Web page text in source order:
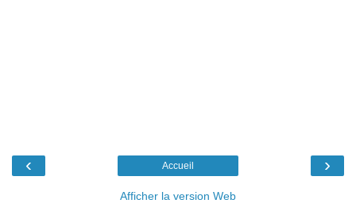
‹ ›
Accueil
Afficher la version Web